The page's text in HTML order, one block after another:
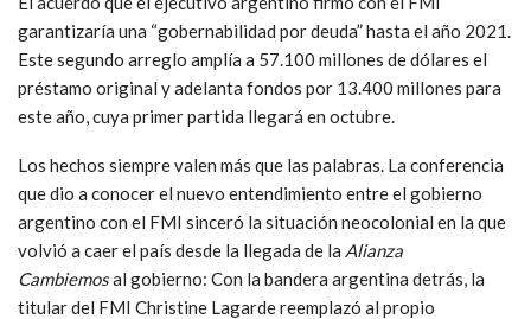
garantizaría una “gobernabilidad por deuda” hasta el año 2021.
Este segundo arreglo amplía a 57.100 millones de dólares el
préstamo original y adelanta fondos por 13.400 millones para
este año, cuya primer partida llegará en octubre.
Los hechos siempre valen más que las palabras. La conferencia
que dio a conocer el nuevo entendimiento entre el gobierno
argentino con el FMI sinceró la situación neocolonial en la que
volvió a caer el país desde la llegada de la Alianza
Cambiemosal gobierno: Con la bandera argentina detrás, la
titular del FMI Christine Lagarde reemplazó al propio